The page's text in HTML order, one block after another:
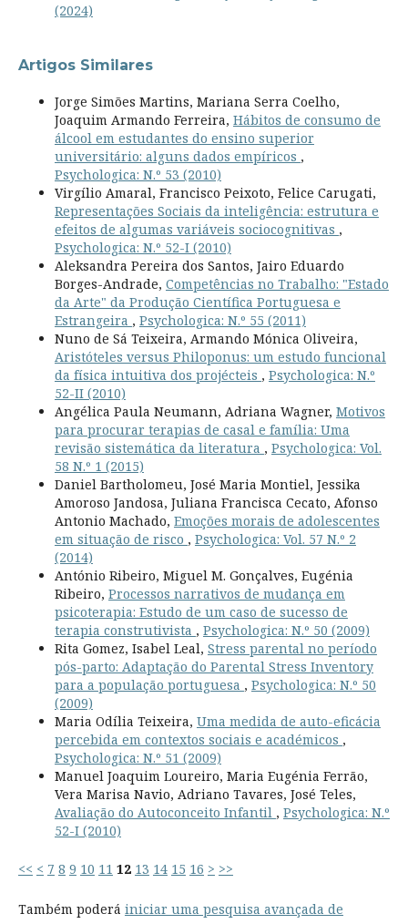
(2024)
Artigos Similares
Jorge Simões Martins, Mariana Serra Coelho,
Joaquim Armando Ferreira, Hábitos de consumo de
álcool em estudantes do ensino superior
universitário: alguns dados empíricos ,
Psychologica: N.º 53 (2010)
Virgílio Amaral, Francisco Peixoto, Felice Carugati,
Representações Sociais da inteligência: estrutura e
efeitos de algumas variáveis sociocognitivas ,
Psychologica: N.º 52-I (2010)
Aleksandra Pereira dos Santos, Jairo Eduardo
Borges-Andrade, Competências no Trabalho: "Estado
da Arte" da Produção Científica Portuguesa e
Estrangeira , Psychologica: N.º 55 (2011)
Nuno de Sá Teixeira, Armando Mónica Oliveira,
Aristóteles versus Philoponus: um estudo funcional
da física intuitiva dos projécteis , Psychologica: N.º
52-II (2010)
Angélica Paula Neumann, Adriana Wagner, Motivos
para procurar terapias de casal e família: Uma
revisão sistemática da literatura , Psychologica: Vol.
58 N.º 1 (2015)
Daniel Bartholomeu, José Maria Montiel, Jessika
Amoroso Jandosa, Juliana Francisca Cecato, Afonso
Antonio Machado, Emoções morais de adolescentes
em situação de risco , Psychologica: Vol. 57 N.º 2
(2014)
António Ribeiro, Miguel M. Gonçalves, Eugénia
Ribeiro, Processos narrativos de mudança em
psicoterapia: Estudo de um caso de sucesso de
terapia construtivista , Psychologica: N.º 50 (2009)
Rita Gomez, Isabel Leal, Stress parental no período
pós-parto: Adaptação do Parental Stress Inventory
para a população portuguesa , Psychologica: N.º 50
(2009)
Maria Odília Teixeira, Uma medida de auto-eficácia
percebida em contextos sociais e académicos ,
Psychologica: N.º 51 (2009)
Manuel Joaquim Loureiro, Maria Eugénia Ferrão,
Vera Marisa Navio, Adriano Tavares, José Teles,
Avaliação do Autoconceito Infantil , Psychologica: N.º
52-I (2010)
<< < 7 8 9 10 11 12 13 14 15 16 > >>
Também poderá iniciar uma pesquisa avançada de